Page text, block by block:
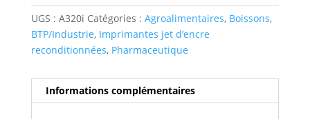
UGS : A320i Catégories : Agroalimentaires, Boissons,
BTP/Industrie, Imprimantes jet d’encre
reconditionnées, Pharmaceutique
Informations complémentaires